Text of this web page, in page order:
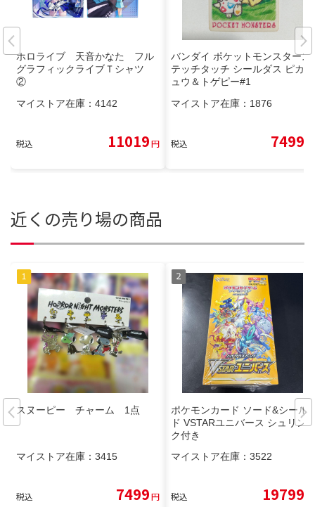
ホロライブ 天音かなた フル
グラフィックライブＴシャツ
②
マイストア在庫： 4142
税込 11019円
バンダイ ポケットモンスタース
テッチタッチ シールダス ピカチ
ュウ＆トゲピー#1
マイストア在庫： 1876
税込 7499
近くの売り場の商品
スヌーピー チャーム 1点
マイストア在庫： 3415
税込 7499円
ポケモンカード ソード&シール
ド VSTARユニバース シュリン
ク付き
マイストア在庫： 3522
税込 19799